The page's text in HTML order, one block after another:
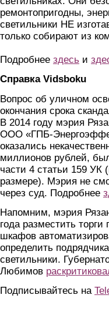
ремонтопригодны,
светильники НЕ
только собирают из
Подробнее здесь и
Справка Vidsboku
Вопрос об уличном
окончания срока
В 2014 году мэрия
ООО «ГПБ-
оказались
миллионов рублей,
части 4 статьи 159 УК
размере). Мэрия не
через суд. Подробнее
Напомним, мэрия
года разместить
шкафов
определить
светильники.
Любимов
Подписывайтесь на